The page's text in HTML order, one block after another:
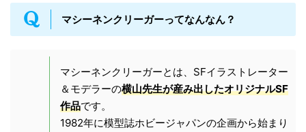
マシーネンクリーガーってなんなん？
マシーネンクリーガーとは、SFイラストレーター
＆モデラーの横山先生が産み出したオリジナルSF
作品です。
1982年に模型誌ホビージャパンの企画から始まり